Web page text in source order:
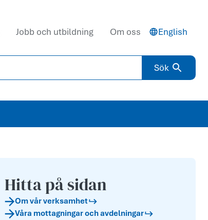
Jobb och utbildning Om oss English
Sök
Hitta på sidan
Om vår verksamhet
Våra mottagningar och avdelningar